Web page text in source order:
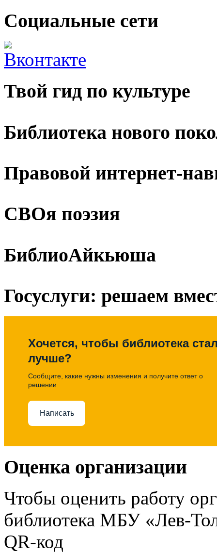
Социальные сети
Твой гид по культуре
Библиотека нового
Правовой интернет-
СВОя поэзия
БиблиоАйкьюша
Госуслуги: решаем
Хочется, чтобы библиотека
лучше?
Сообщите, какие нужны изменения и получите ответ о
решении
Написать
Оценка организации
Чтобы оценить работу
библиотека МБУ «Лев-
QR-код